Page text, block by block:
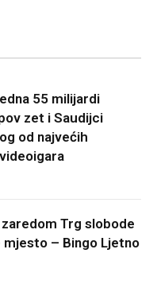
55 milijardi
zet i Saudijci
od najvećih
Trg slobode
mjesto – Bingo Ljetno